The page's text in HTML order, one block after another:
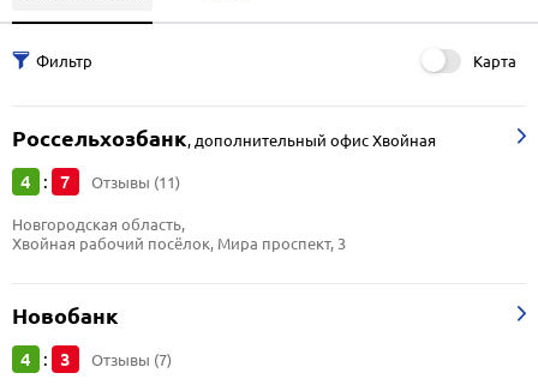
Карта
Россельхозбанк, дополнительный офис Хвойная
4 : 7 Отзывы (11)
Новгородская область,
Хвойная рабочий посёлок, Мира проспект, 3
Новобанк
4 : 3 Отзывы (7)